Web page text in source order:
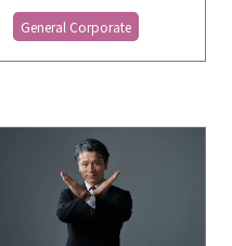
General Corporate